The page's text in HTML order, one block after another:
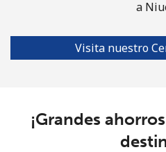
a
Visita nuestro
¡Grandes